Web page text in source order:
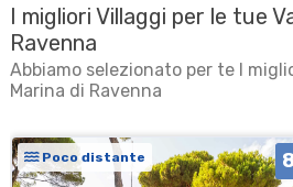
I migliori Villaggi per le tue
Ravenna
Abbiamo selezionato per te I
Marina di Ravenna
Poco distante 8